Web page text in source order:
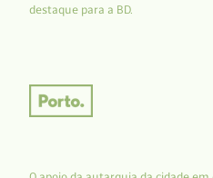
destaque para a BD.